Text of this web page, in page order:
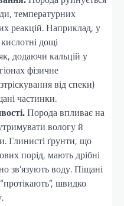
температурних
реакцій. Наприклад, у
дощі
додаючи кальцій у
фізичне
від спеки)
частинки.
Порода впливає на
вологу й
Глинисті ґрунти, що
порід, мають дрібні
зв’язують воду. Піщані
швидко